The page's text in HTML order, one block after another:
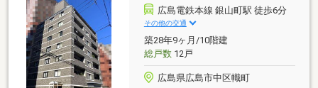
広島電鉄本線 銀山町駅 徒歩6分
その他の交通
築28年9ヶ月/10階建
総戸数12戸
広島県広島市中区幟町